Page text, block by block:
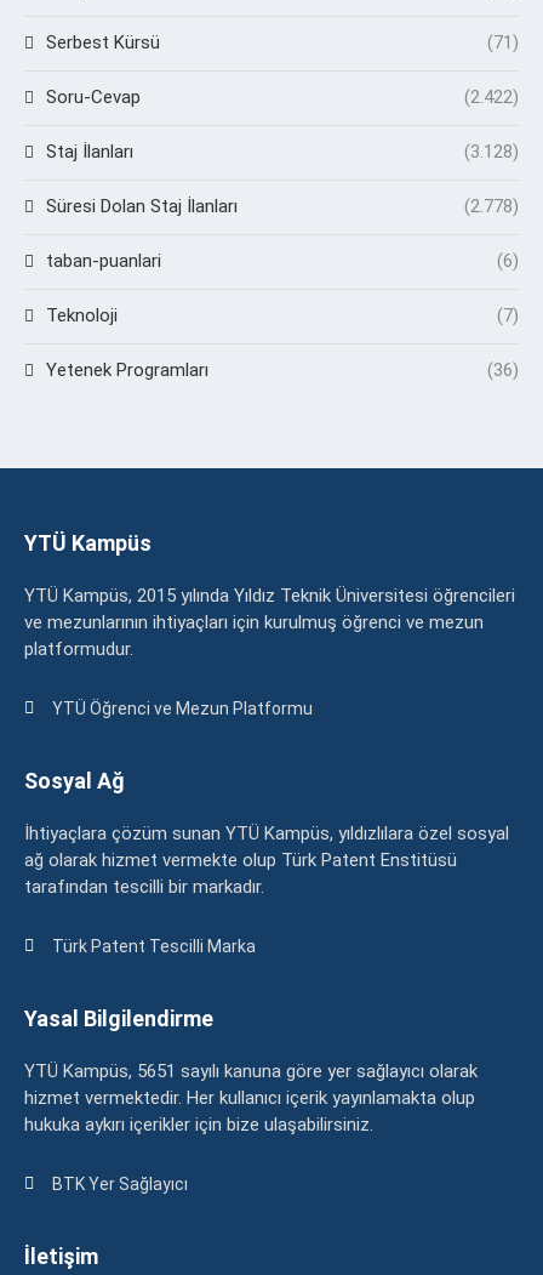
Serbest Kürsü (71)
Soru-Cevap (2.422)
Staj İlanları (3.128)
Süresi Dolan Staj İlanları (2.778)
taban-puanlari (6)
Teknoloji (7)
Yetenek Programları (36)
YTÜ Kampüs
YTÜ Kampüs, 2015 yılında Yıldız Teknik Üniversitesi öğrencileri
ve mezunlarının ihtiyaçları için kurulmuş öğrenci ve mezun
platformudur.
YTÜ Öğrenci ve Mezun Platformu
Sosyal Ağ
İhtiyaçlara çözüm sunan YTÜ Kampüs, yıldızlılara özel sosyal
ağ olarak hizmet vermekte olup Türk Patent Enstitüsü
tarafından tescilli bir markadır.
Türk Patent Tescilli Marka
Yasal Bilgilendirme
YTÜ Kampüs, 5651 sayılı kanuna göre yer sağlayıcı olarak
hizmet vermektedir. Her kullanıcı içerik yayınlamakta olup
hukuka aykırı içerikler için bize ulaşabilirsiniz.
BTK Yer Sağlayıcı
İletişim